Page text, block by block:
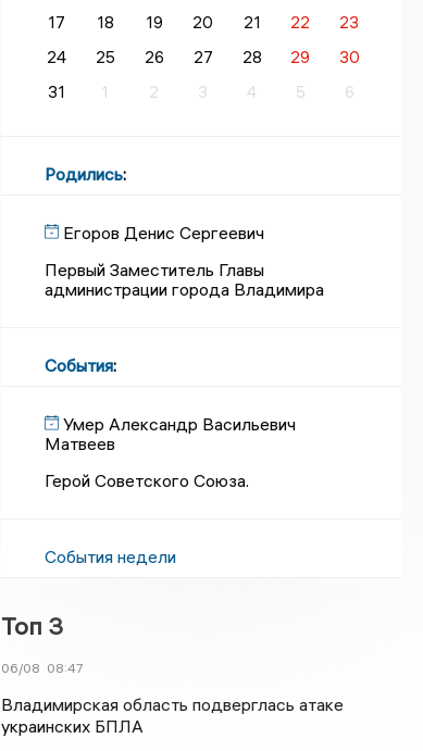
17
18 19 20 21 22
23
24
25 26 27 28 29
30
31
1 2 3 4 5 6
Родились:
Егоров Денис Сергеевич
Первый Заместитель Главы
администрации города Владимира
События:
Умер Александр Васильевич
Матвеев
Герой Советского Союза.
События недели
Топ 3
06/08 08:47
Владимирская область подверглась атаке
украинских БПЛА